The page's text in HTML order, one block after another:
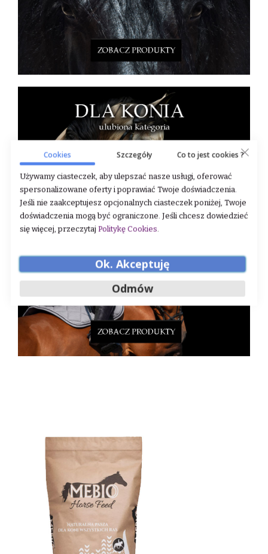
Cookies Szczegóły Co to jest cookies ?
Używamy ciasteczek, aby ulepszać nasze usługi, oferować
spersonalizowane oferty i poprawiać Twoje doświadczenia.
Jeśli nie zaakceptujesz opcjonalnych ciasteczek poniżej, Twoje
doświadczenia mogą być ograniczone. Jeśli chcesz dowiedzieć
się więcej, przeczytaj Politykę Cookies.
Ok. Akceptuję
Odmów